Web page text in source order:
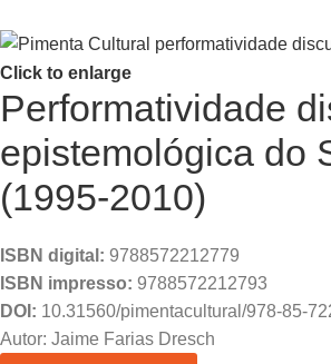
Click to enlarge
Performatividade
epistemológica do
(1995-2010)
ISBN digital: 9788572212779
ISBN impresso: 9788572212793
DOI: 10.31560/pimentacultural/978-85-
Autor: Jaime Farias Dresch